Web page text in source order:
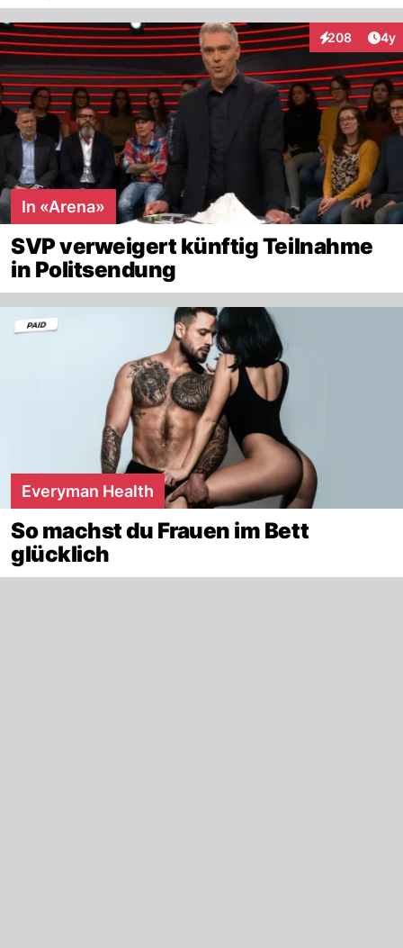
208
Interaktionen
4y
In «Arena»
SVP verweigert künftig Teilnahme
in Politsendung
Everyman Health
So machst du Frauen im Bett
glücklich